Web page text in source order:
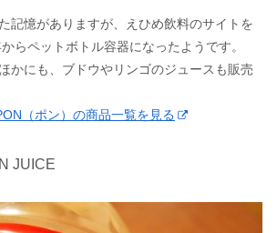
記憶がありますが、えひめ飲料のサイトを
らペットボトル容器になったようです。
かにも、ブドウやリンゴのジュースも販売
（ポン）の商品一覧を見る
JUICE